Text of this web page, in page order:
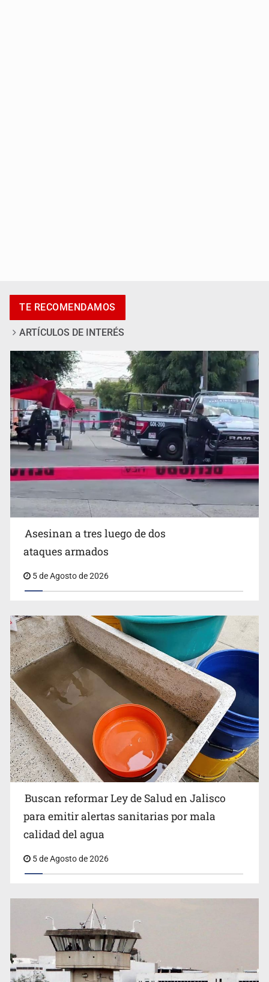
Asesinan a tres luego de dos ataques armados
Mujer resulta lesionada tras ataque de pitbull en
Zapopan
Buscan reformar Ley de Salud en Jalisco para emitir
alertas sanitarias por mala calidad del agua
Citarían a Medrano si persiste falta de diálogo con
vecinos de Mirador San Isidro
TE RECOMENDAMOS
ARTÍCULOS DE INTERÉS
Asesinan a tres luego de dos
ataques armados
5 de Agosto de 2026
Buscan reformar Ley de Salud en Jalisco
para emitir alertas sanitarias por mala
calidad del agua
5 de Agosto de 2026